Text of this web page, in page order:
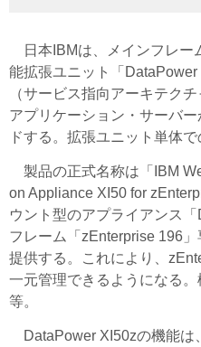
日本IBMは、メインフレー
能拡張ユニット「
（サービス指向アーキテク
アプリケーション・サーバ
ドする。拡張ユニット単体で
製品の正式名称は「IBM
on Appliance XI50 for
ウント型のアプライアンス
フレーム「zEnterprise 196
提供する。これにより、
一元管理できるようになる
等。
DataPower XI50zの機能は